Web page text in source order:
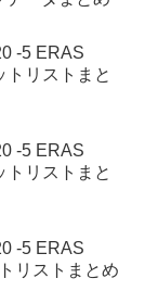
-5 ERAS
トリストまと
-5 ERAS
トリストまと
-5 ERAS
リストまとめ